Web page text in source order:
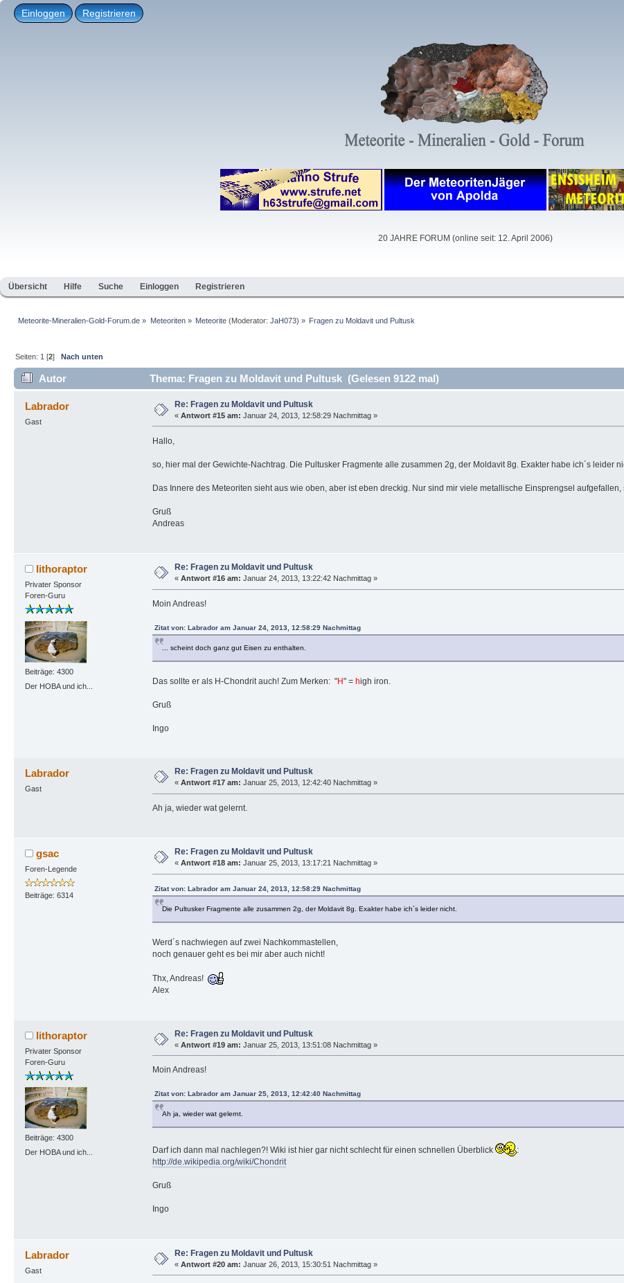
Einloggen Registrieren
20 JAHRE FORUM (online seit: 12. April 2006)
Übersicht Hilfe Suche Einloggen Registrieren
Meteorite-Mineralien-Gold-Forum.de » Meteoriten» Meteorite(Moderator: JaH073) » Fragen zu Moldavit und Pultusk
Seiten: 1 [2]Nach unten
Autor Thema: Fragen zu Moldavit und Pultusk (Gelesen 9122 mal)
Labrador
Gast
Re: Fragen zu Moldavit und Pultusk
« Antwort #15 am: Januar 24, 2013, 12:58:29 Nachmittag »
Hallo,
so, hier mal der Gewichte-Nachtrag. Die Pultusker Fragmente alle zusammen 2g, der Moldavit 8g. Exakter habe ich´s leider
Das Innere des Meteoriten sieht aus wie oben, aber ist eben dreckig. Nur sind mir viele metallische Einsprengsel aufgefallen,
Gruß
Andreas
lithoraptor
Privater Sponsor
Foren-Guru
Beiträge: 4300
Der HOBA und ich...
Re: Fragen zu Moldavit und Pultusk
« Antwort #16 am: Januar 24, 2013, 13:22:42 Nachmittag »
Moin Andreas!
Zitat von: Labrador am Januar 24, 2013, 12:58:29 Nachmittag
... scheint doch ganz gut Eisen zu enthalten.
Das sollte er als H-Chondrit auch! Zum Merken: "H" = high iron.
Gruß
Ingo
Labrador
Gast
Re: Fragen zu Moldavit und Pultusk
« Antwort #17 am: Januar 25, 2013, 12:42:40 Nachmittag »
Ah ja, wieder wat gelernt.
gsac
Foren-Legende
Beiträge: 6314
Re: Fragen zu Moldavit und Pultusk
« Antwort #18 am: Januar 25, 2013, 13:17:21 Nachmittag »
Zitat von: Labrador am Januar 24, 2013, 12:58:29 Nachmittag
Die Pultusker Fragmente alle zusammen 2g, der Moldavit 8g. Exakter habe ich´s leider nicht.
Werd´s nachwiegen auf zwei Nachkommastellen,
noch genauer geht es bei mir aber auch nicht!
Thx, Andreas!
Alex
lithoraptor
Privater Sponsor
Foren-Guru
Beiträge: 4300
Der HOBA und ich...
Re: Fragen zu Moldavit und Pultusk
« Antwort #19 am: Januar 25, 2013, 13:51:08 Nachmittag »
Moin Andreas!
Zitat von: Labrador am Januar 25, 2013, 12:42:40 Nachmittag
Ah ja, wieder wat gelernt.
Darf ich dann mal nachlegen?! Wiki ist hier gar nicht schlecht für einen schnellen Überblick
:
http://de.wikipedia.org/wiki/Chondrit
Gruß
Ingo
Labrador
Gast
Re: Fragen zu Moldavit und Pultusk
« Antwort #20 am: Januar 26, 2013, 15:30:51 Nachmittag »